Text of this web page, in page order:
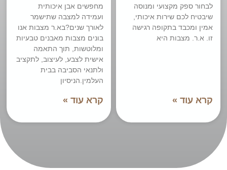
לבחור ספק מקצועי ומנוסה
שיבטיח לכם שירות איכותי,
אמין ומכבד בתקופה רגישה
זו. א.ר. מצבות היא
קרא עוד »
מחפשים אבן איכותית
ועמידה למצבה שתישמר
לאורך שנים?בא.ר מצבות אנו
בונים מצבות מאבנים טבעיות
ומלוטשות, תוך התאמה
אישית לצבע, לעיצוב, לתקציב
ולתנאי הסביבה בבית
העלמין.הניסיון
קרא עוד »